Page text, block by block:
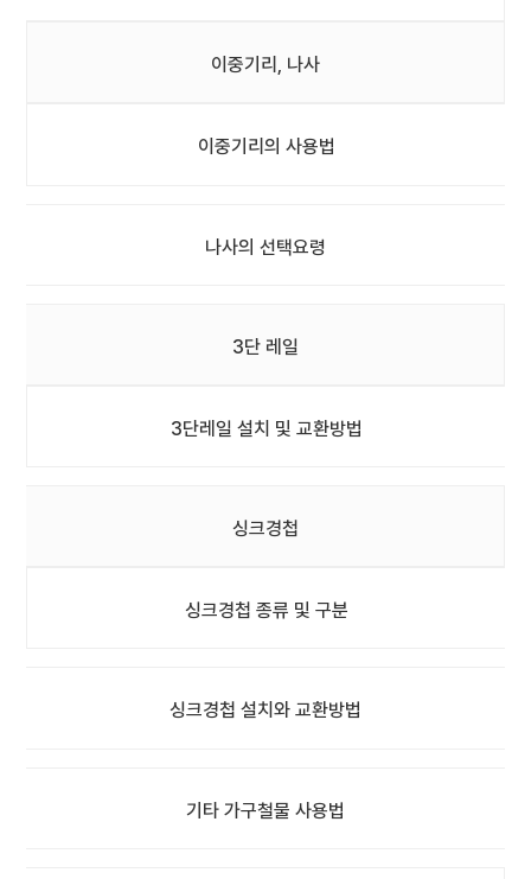
이중기리, 나사
이중기리의 사용법
나사의 선택요령
3단 레일
3단레일 설치 및 교환방법
싱크경첩
싱크경첩 종류 및 구분
싱크경첩 설치와 교환방법
기타 가구철물 사용법